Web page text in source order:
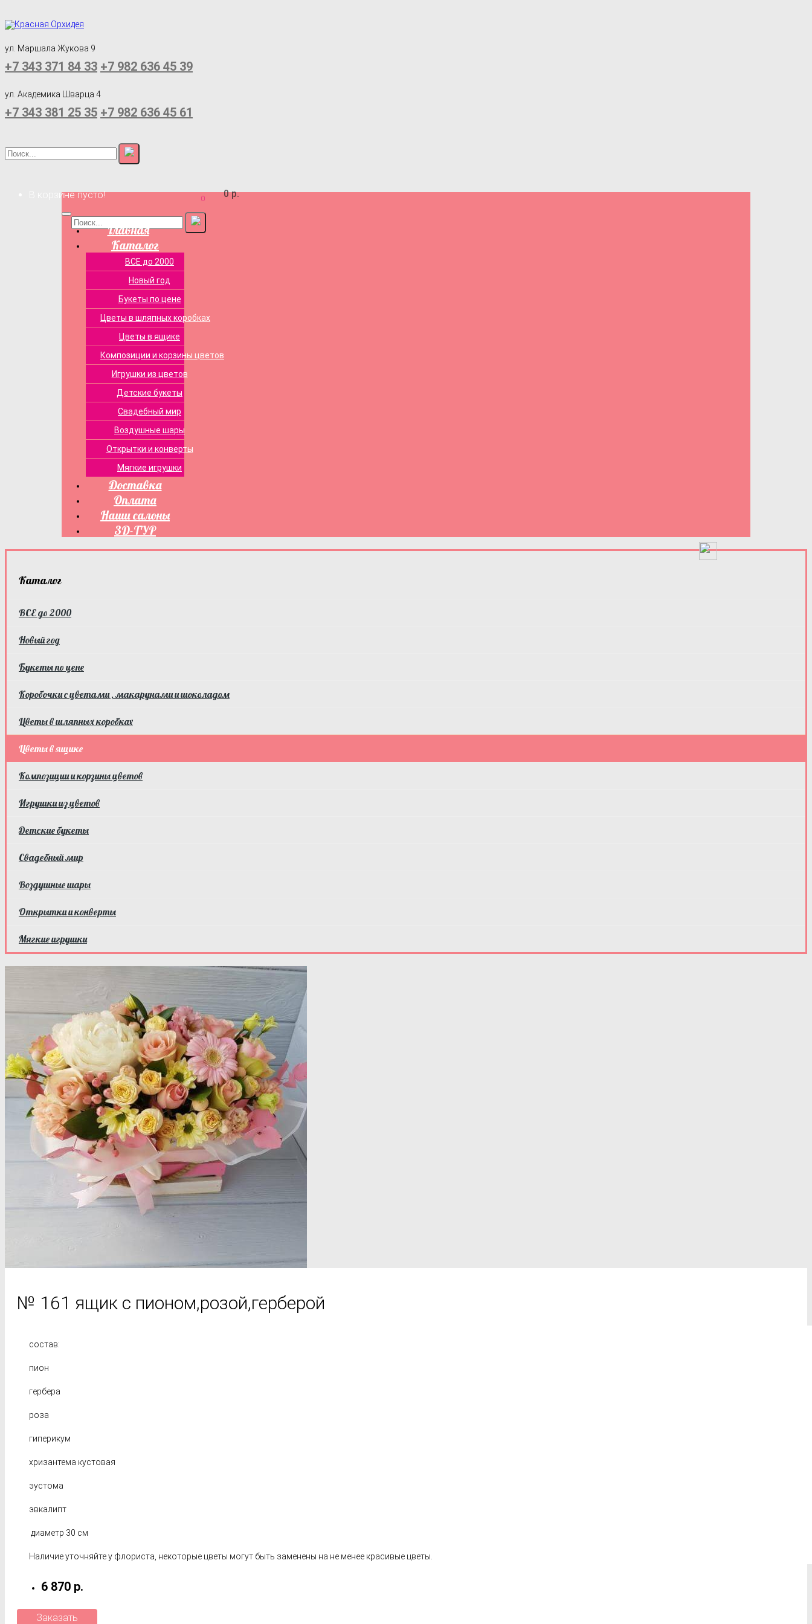
ул. Маршала Жукова 9
+7 343 371 84 33 +7 982 636 45 39
ул. Академика Шварца 4
+7 343 381 25 35 +7 982 636 45 61
0 0 р.
В корзине пусто!
Главная
Каталог
ВСЕ до 2000
Новый год
Букеты по цене
Цветы в шляпных коробках
Цветы в ящике
Композиции и корзины цветов
Игрушки из цветов
Детские букеты
Свадебный мир
Воздушные шары
Открытки и конверты
Мягкие игрушки
Доставка
Оплата
Наши салоны
3D-ТУР
Каталог
ВСЕ до 2000
Новый год
Букеты по цене
Коробочки с цветами , макарунами и шоколадом
Цветы в шляпных коробках
Цветы в ящике
Композиции и корзины цветов
Игрушки из цветов
Детские букеты
Свадебный мир
Воздушные шары
Открытки и конверты
Мягкие игрушки
№ 161 ящик с пионом,розой,герберой
состав:
пион
гербера
роза
гиперикум
хризантема кустовая
эустома
эвкалипт
диаметр 30 см
Наличие уточняйте у флориста, некоторые цветы могут быть заменены на не менее красивые цветы.
6 870 р.
Заказать